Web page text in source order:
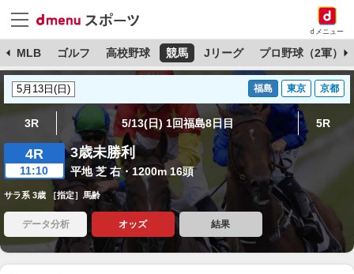
dメニュー
MLB ゴルフ 高校野球 競馬 Jリーグ プロ野球（2軍）
福島 東京 京都
3R 5/13(日) 1回福島8日目 5R
4R
11:10
3歳未勝利
平地 芝 右・1200m 16頭
サラ系 3歳 ［指定］馬齢
データ分析 オッズ 結果